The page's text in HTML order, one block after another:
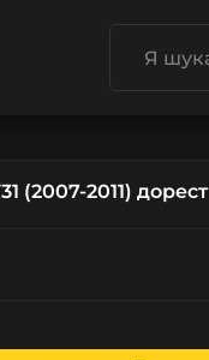
(2007-2011) дорест